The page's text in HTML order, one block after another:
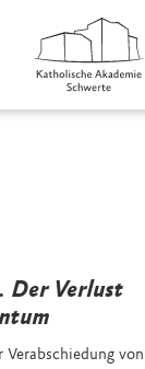
Der Verlust
Verabschiedung von